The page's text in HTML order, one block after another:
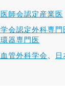
師会認定産業医
会認定外科専門
器専門医
管外科学会